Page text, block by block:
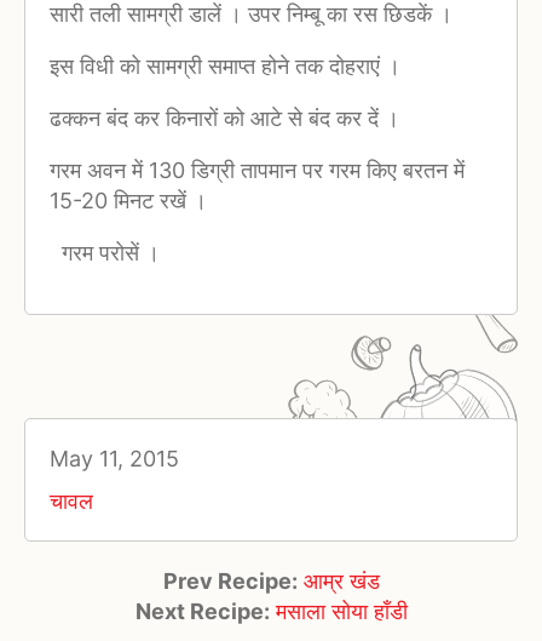
सारी तली सामग्री डालें । उपर निम्बू का रस छिडकें ।
इस विधी को सामग्री समाप्त होने तक दोहराएं ।
ढक्कन बंद कर किनारों को आटे से बंद कर दें ।
गरम अवन में 130 डिग्री तापमान पर गरम किए बरतन में
15-20 मिनट रखें ।
गरम परोसें ।
May 11, 2015
चावल
Prev Recipe: आम्र खंड
Next Recipe: मसाला सोया हाँडी